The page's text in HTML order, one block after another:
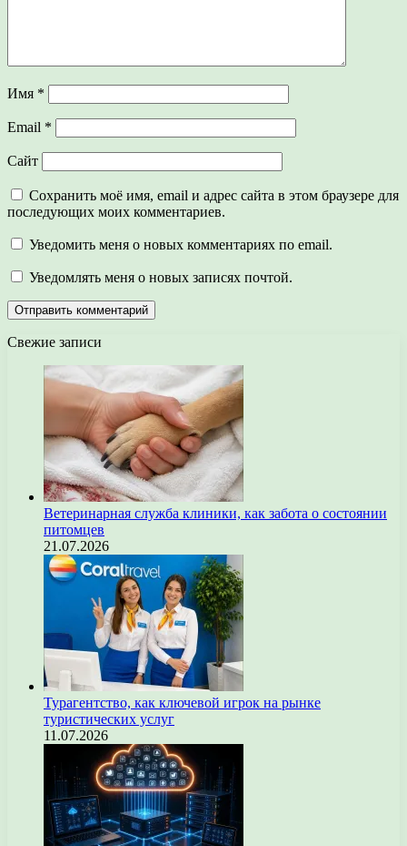
Имя *
Email *
Сайт
Сохранить моё имя, email и адрес сайта в этом браузере для
последующих моих комментариев.
Уведомить меня о новых комментариях по email.
Уведомлять меня о новых записях почтой.
Свежие записи
Ветеринарная служба клиники, как забота о состоянии
питомцев
21.07.2026
Турагентство, как ключевой игрок на рынке
туристических услуг
11.07.2026